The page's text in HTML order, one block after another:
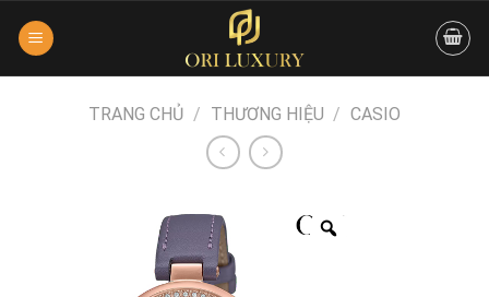
TRANG CHỦ / THƯƠNG HIỆU / CASIO